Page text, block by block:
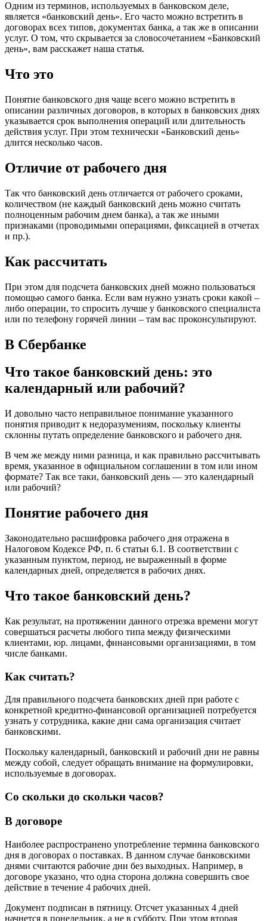
Одним из терминов, используемых в банковском деле,
является «банковский день». Его часто можно встретить в
договорах всех типов, документах банка, а так же в описании
услуг. О том, что скрывается за словосочетанием «Банковский
день», вам расскажет наша статья.
Что это
Понятие банковского дня чаще всего можно встретить в
описании различных договоров, в которых в банковских днях
указывается срок выполнения операций или длительность
действия услуг. При этом технически «Банковский день»
длится несколько часов.
Отличие от рабочего дня
Так что банковский день отличается от рабочего сроками,
количеством (не каждый банковский день можно считать
полноценным рабочим днем банка), а так же иными
признаками (проводимыми операциями, фиксацией в отчетах
и пр.).
Как рассчитать
При этом для подсчета банковских дней можно пользоваться
помощью самого банка. Если вам нужно узнать сроки какой –
либо операции, то спросить лучше у банковского специалиста
или по телефону горячей линии – там вас проконсультируют.
В Сбербанке
Что такое банковский день: это
календарный или рабочий?
И довольно часто неправильное понимание указанного
понятия приводит к недоразумениям, поскольку клиенты
склонны путать определение банковского и рабочего дня.
В чем же между ними разница, и как правильно рассчитывать
время, указанное в официальном соглашении в том или ином
формате? Так все таки, банковский день — это календарный
или рабочий?
Понятие рабочего дня
Законодательно расшифровка рабочего дня отражена в
Налоговом Кодексе РФ, п. 6 статьи 6.1. В соответствии с
указанным пунктом, период, не выраженный в форме
календарных дней, определяется в рабочих днях.
Что такое банковский день?
Как результат, на протяжении данного отрезка времени могут
совершаться расчеты любого типа между физическими
клиентами, юр. лицами, финансовыми организациями, в том
числе банками.
Как считать?
Для правильного подсчета банковских дней при работе с
конкретной кредитно-финансовой организацией потребуется
узнать у сотрудника, какие дни сама организация считает
банковскими.
Поскольку календарный, банковский и рабочий дни не равны
между собой, следует обращать внимание на формулировки,
используемые в договорах.
Со скольки до скольки часов?
В договоре
Наиболее распространено употребление термина банковского
дня в договорах о поставках. В данном случае банковскими
днями считаются рабочие дни без выходных. Например, в
договоре указано, что одна сторона должна совершить свое
действие в течение 4 рабочих дней.
Документ подписан в пятницу. Отсчет указанных 4 дней
начнется в понедельник, а не в субботу. При этом вторая